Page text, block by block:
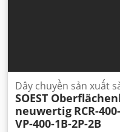
Dây chuyền sản xuất
SOEST
neuwertig RCR-
VP-400-1B-2P-2B